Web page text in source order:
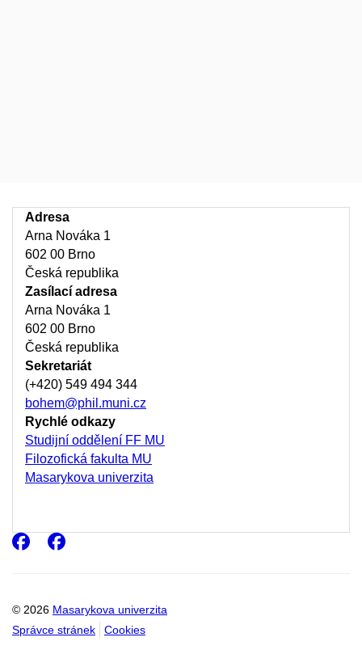
Adresa
Arna Nováka 1
602 00 Brno
Česká republika
Zasílací adresa
Arna Nováka 1
602 00 Brno
Česká republika
Sekretariát
(+420) 549 494 344
bohem@phil.muni.cz
Rychlé odkazy
Studijní oddělení FF MU
Filozofická fakulta MU
Masarykova univerzita
© 2026 Masarykova univerzita
Správce stránek
Cookies
Facebook
Facebook